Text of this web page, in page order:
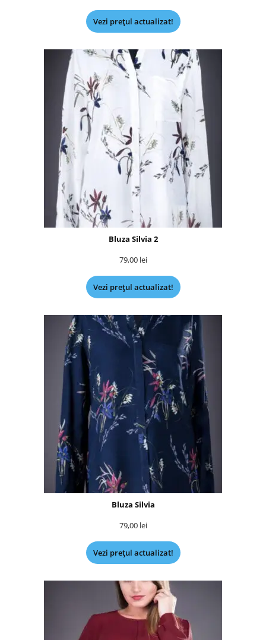
Vezi prețul actualizat!
Bluza Silvia 2
79,00 lei
Vezi prețul actualizat!
Bluza Silvia
79,00 lei
Vezi prețul actualizat!